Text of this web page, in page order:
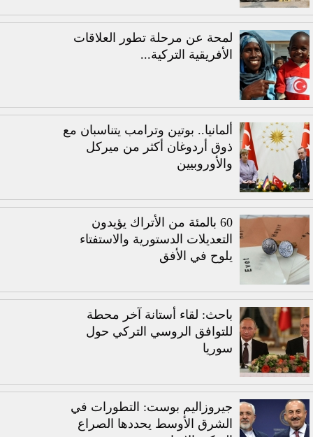
لمحة عن مرحلة تطور العلاقات
الأفريقية التركية...
ألمانيا.. بوتين وترامب يتناسبان مع
ذوق أردوغان أكثر من ميركل
والأوروبيين
60 بالمئة من الأتراك يؤيدون
التعديلات الدستورية والاستفتاء
يلوح في الأفق
باحث: لقاء أستانة آخر محطة
للتوافق الروسي التركي حول
سوريا
جيروزاليم بوست: التطورات في
الشرق الأوسط يحددها الصراع